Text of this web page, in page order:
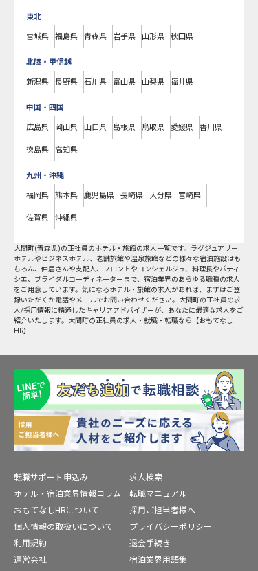
東北
宮城県 福島県 青森県 岩手県 山形県 秋田県
北陸・甲信越
新潟県 長野県 石川県 富山県 山梨県 福井県
中国・四国
広島県 岡山県 山口県 島根県 鳥取県 愛媛県 香川県
徳島県 高知県
九州・沖縄
福岡県 熊本県 鹿児島県 長崎県 大分県 宮崎県
佐賀県 沖縄県
大間町(青森県)の正社員のホテル・旅館の求人一覧です。ラグジュアリー
ホテルやビジネスホテル、老舗旅館や温泉旅館などの様々な宿泊施設はも
ちろん、仲居さんや支配人、フロントやコンシェルジュ、料理長やパティ
シエ、ブライダルコーディネーターまで、宿泊業界のあらゆる職種の求人
をご用意しています。気になるホテル・旅館の求人があれば、まずはご登
録いただくか電話やメールでお問い合わせください。大間町の正社員の求
人/採用情報に精通したキャリアアドバイザーが、あなたに最適な求人をご
紹介いたします。大間町の正社員の求人・就職・転職なら【おもてなし
HR】
転職サポート申込み
求人検索
ホテル・宿泊業界情報コラム
転職マニュアル
おもてなしHRについて
採用ご担当者様へ
個人情報の取扱いについて
プライバシーポリシー
利用規約
退会手続き
運営会社
宿泊業界用語集